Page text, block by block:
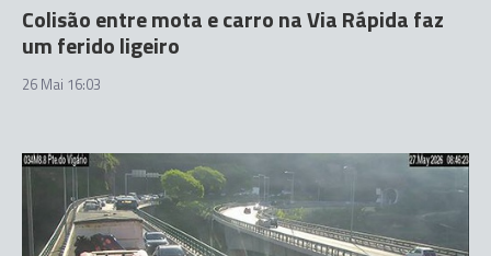
Colisão entre mota e carro na Via Rápida faz
um ferido ligeiro
26 Mai 16:03